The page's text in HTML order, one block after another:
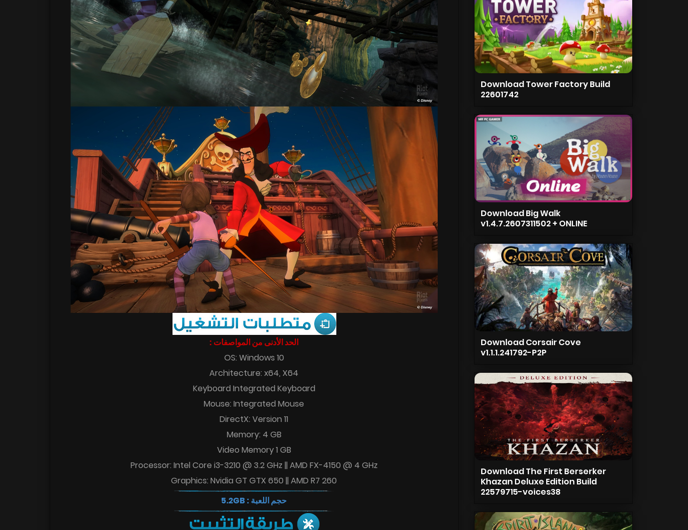
الحد الأدنى من المواصفات :
OS: Windows 10
Architecture: x64, X64
Keyboard Integrated Keyboard
Mouse: Integrated Mouse
DirectX: Version 11
Memory: 4 GB
Video Memory 1 GB
Processor: Intel Core i3-3210 @ 3.2 GHz || AMD FX-4150 @ 4 GHz
Graphics: Nvidia GT GTX 650 || AMD R7 260
حجم اللعبة : 5.2GB
Download Tower Factory Build
22601742
Download Big Walk
v1.4.7.2607311502 + ONLINE
Download Corsair Cove
v1.1.1.241792-P2P
Download The First Berserker
Khazan Deluxe Edition Build
22579715-voices38